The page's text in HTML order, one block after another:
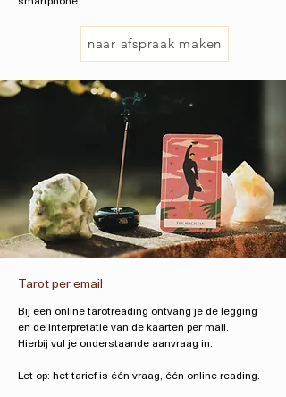
naar afspraak maken
Tarot per email
Bij een online tarotreading ontvang je de legging
en de interpretatie van de kaarten per mail.
Hierbij vul je onderstaande aanvraag in.
Let op: het tarief is één vraag, één online reading.